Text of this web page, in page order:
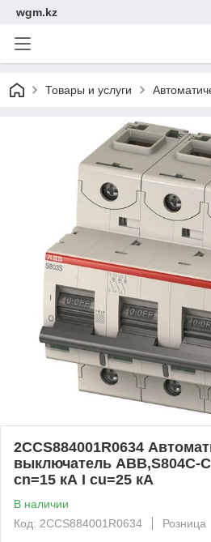
wgm.kz
Товары и услуги
2CCS884001R0634
выключатель ABB,S804C-
cn=15 кА I cu=25 кА
В наличии
Код: 2CCS884001R0634
Розница